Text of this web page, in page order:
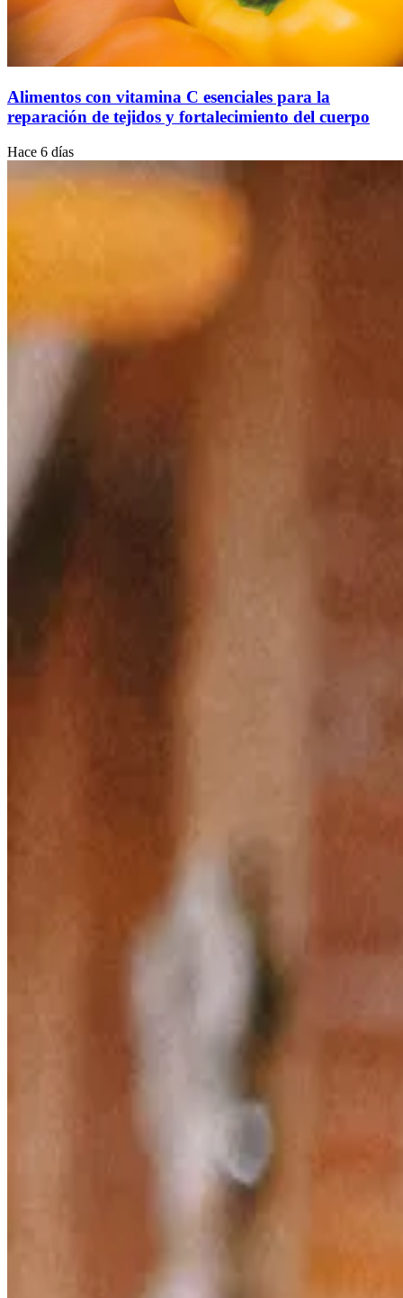
Alimentos con vitamina C esenciales para la
reparación de tejidos y fortalecimiento del cuerpo
Hace 6 días